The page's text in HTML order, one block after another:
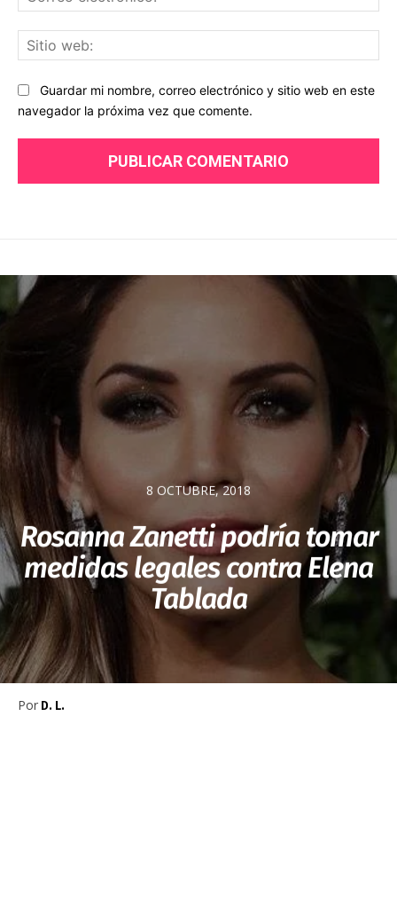
Guardar mi nombre, correo electrónico y sitio web en este
navegador la próxima vez que comente.